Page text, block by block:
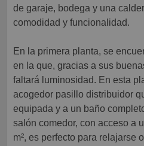
de garaje, bodega y una
comodidad y funcionalidad.
En la primera planta, se
en la que, gracias a sus
faltará luminosidad. En esta
acogedor pasillo distribuidor
equipada y a un baño
salón comedor, con acceso a
m², es perfecto para relajarse